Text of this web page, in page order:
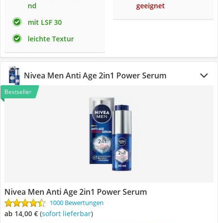
nd
mit LSF 30
leichte Textur
geeignet
Nivea Men Anti Age 2in1 Power Serum
Bestseller
Nivea Men Anti Age 2in1 Power Serum
1000 Bewertungen
ab 14,00 € ( Sofort lieferbar)